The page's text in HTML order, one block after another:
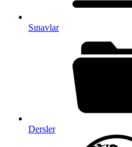
Sınavlar
Dersler